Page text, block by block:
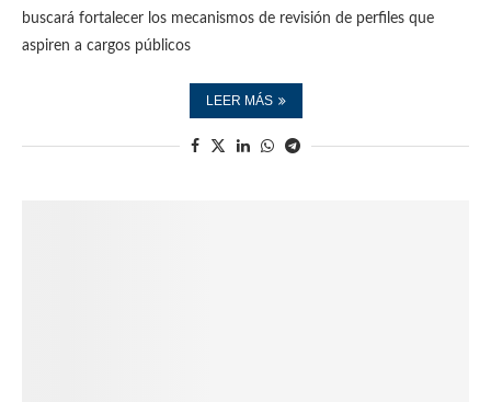
buscará fortalecer los mecanismos de revisión de perfiles que
aspiren a cargos públicos
LEER MÁS